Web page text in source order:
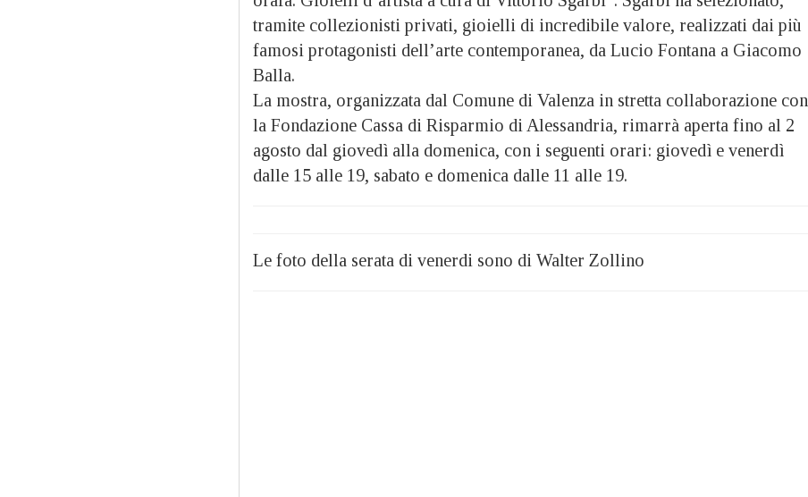
tramite collezionisti privati, gioielli di incredibile valore, realizzati dai più
famosi protagonisti dell’arte contemporanea, da Lucio Fontana a Giacomo
Balla.
La mostra, organizzata dal Comune di Valenza in stretta collaborazione con
la Fondazione Cassa di Risparmio di Alessandria, rimarrà aperta fino al 2
agosto dal giovedì alla domenica, con i seguenti orari: giovedì e venerdì
dalle 15 alle 19, sabato e domenica dalle 11 alle 19.
Le foto della serata di venerdi sono di Walter Zollino